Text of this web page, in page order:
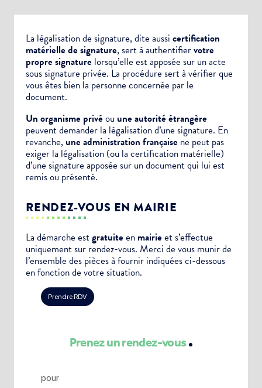
La légalisation de signature, dite aussi certification
matérielle de signature, sert à authentifiervotre
propre signature lorsqu’elle est apposée sur unacte
sous signature privée. La procédure sert à vérifier que
vous êtes bien la personne concernée par le
document.
Un organisme privéou une autorité étrangère
peuvent demander la légalisation d’une signature. En
revanche, une administration française ne peut pas
exiger la légalisation (ou la certification matérielle)
d’une signature apposée sur un document qui lui est
remis ou présenté.
RENDEZ-VOUS EN MAIRIE
La démarche estgratuiteen mairieet s’effectue
uniquement sur rendez-vous. Merci de vous munir de
l’ensemble des pièces à fournir indiquées ci-dessous
en fonction de votre situation.